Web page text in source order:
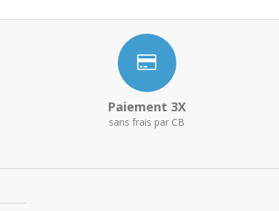
Paiement 3X
sans frais par CB